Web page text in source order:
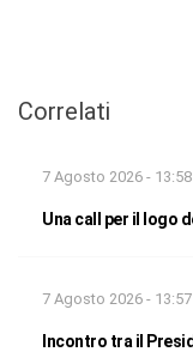
Correlati
7 Agosto 2026 - 13:58
Una call per il logo
7 Agosto 2026 - 13:57
Incontro tra il